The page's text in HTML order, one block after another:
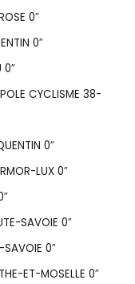
0″
0″
0″
CYCLISME 38-
0″
LUX 0″
SAVOIE 0″
0″
ET-MOSELLE 0″